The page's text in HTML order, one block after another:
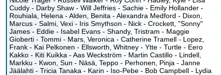
Cuddy - Darby Shaw - Will Jeffries - Sachie - Emily Hollander -
Rouhiala, Helena - Alden, Benita - Alexandra Medford - Dixon,
Marcus - Salmi, Vexi - Iris Smythson - Nick - Crockett, "Sonny"
James - Eddie - Isabel Evans - Shandy, Tristram - Maggie
Gioberti - Tommi - Mars, Veronica - Catherine Tramell - Lopez,
Frank - Kai Pelkonen - Ellsworth, Whitney - Ytte - Turtle - Eero
Kakko - Kiti Kuikka - Aas Weckström - Martin Castillo - Lindell,
Markku - Kwon, Sun - Näsä, Teppo - Perhonen, Pinja - Janne
Jäälahti - Tricia Tanaka - Karin - Iso-Pebe - Bob Campbell - Lydia